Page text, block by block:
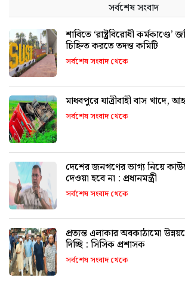
সর্বশেষ সংবাদ
শাবিতে ‘রাষ্ট্রবিরোধী
চিহ্নিত করতে তদন্ত কমিটি
সর্বশেষ সংবাদ থেকে
মাধবপুরে যাত্রীবাহী বাস খাদে,
সর্বশেষ সংবাদ থেকে
দেশের জনগণের ভাগ্য নিয়ে
দেওয়া হবে না : প্রধানমন্ত্রী
সর্বশেষ সংবাদ থেকে
প্রত্যন্ত এলাকার অবকাঠামো
দিচ্ছি : সিসিক প্রশাসক
সর্বশেষ সংবাদ থেকে